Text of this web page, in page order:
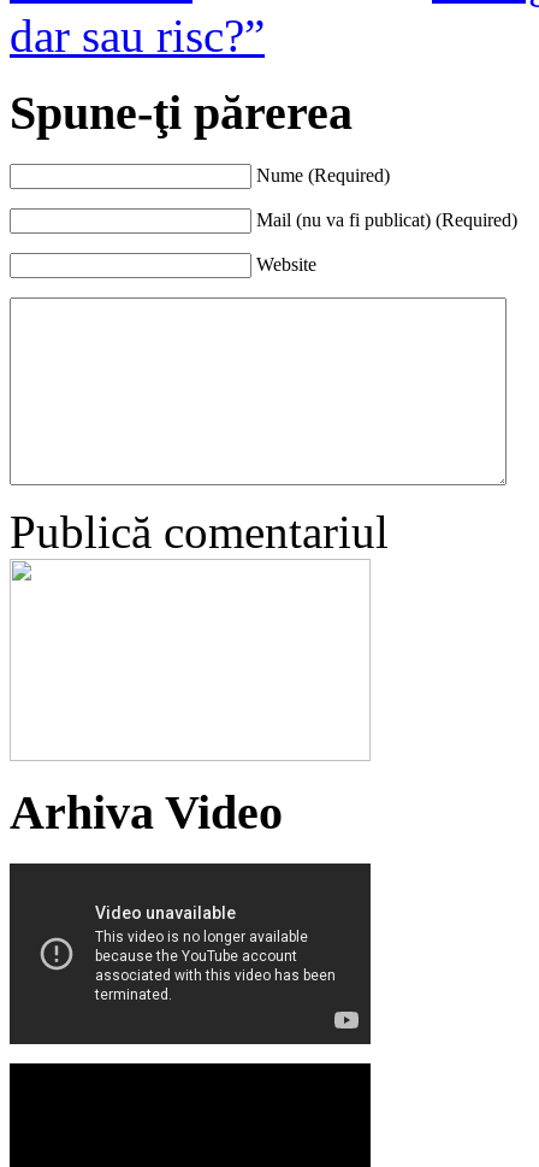
dar sau risc?”
Spune-ţi părerea
Nume (Required)
Mail (nu va fi publicat) (Required)
Website
Publică comentariul
Arhiva Video